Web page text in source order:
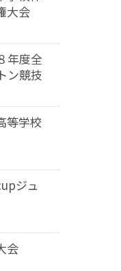
大会
年度全
ン競技
等学校
ジュ
会